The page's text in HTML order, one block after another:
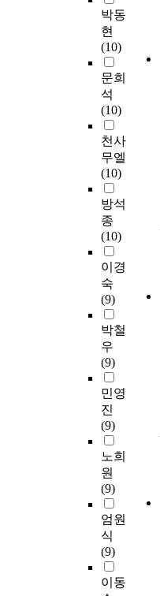
박동
현
(10)
문희
석
(10)
천사
무엘
(10)
방석
종
(10)
이경
숙
(9)
박철
우
(9)
민영
진
(9)
노희
원
(9)
엄원
식
(9)
이동